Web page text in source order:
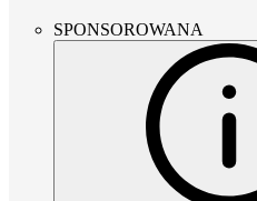
SPONSOROWANA